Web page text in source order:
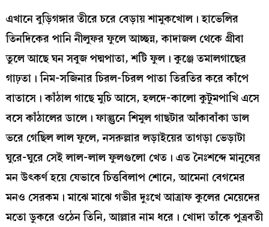
এখানে বুড়িগঙ্গার তীরে চরে বেড়ায় শামুকখোল। হাভেলির
তিনদিকের পানি নীলুফর ফুলে আচ্ছন্ন, কাদাজল থেকে গ্রীবা
তুলে আছে ঘন সবুজ পদ্মপাতা, শটি ফুল। কুঞ্জে তমালগাছের
গাঢ়তা। নিম-সজিনার চিরল-চিরল পাতা তিরতির করে কাঁপে
বাতাসে। কাঁঠাল গাছে মুচি আসে, হলদে-কালো কুটুমপাখি এসে
বসে কাঁঠালের ডালে। ফাল্গুনে শিমুল গাছটার আঁকাবাঁকা ডাল
ভরে গেছিল লাল ফুলে, নসরুল্লার লড়াইয়ের তাগড়া ভেড়াটা
ঘুরে-ঘুরে সেই লাল-লাল ফুলগুলো খেত। এত নৈঃশব্দে মানুষের
মন উৎকর্ণ হয়ে যেভাবে চিত্তবিলাপ শোনে, আমেনা বেগমের
মনও সেরকম। মাঝে মাঝে গভীর দুঃখে আত্রাফ কুলের মেয়েদের
মতো ডুকরে ওঠেন তিনি, আল্লার নাম ধরে। খোদা তাঁকে পুত্রবতী